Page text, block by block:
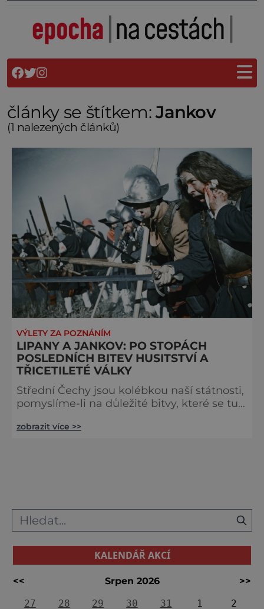
články se štítkem:Jankov
(1 nalezených článků)
VÝLETY ZA POZNÁNÍM
LIPANY A JANKOV: PO STOPÁCH
POSLEDNÍCH BITEV HUSITSTVÍ A
TŘICETILETÉ VÁLKY
Střední Čechy jsou kolébkou naší státnosti,
pomyslíme-li na důležité bitvy, které se tu
formovaly. Vydejme se po stopách jedné
odehrála na úbočí Lipského kopce po
zobrazit více >>
KALENDÁŘ AKCÍ
<< Srpen 2026
>>
27
28 29 30 31 1
2